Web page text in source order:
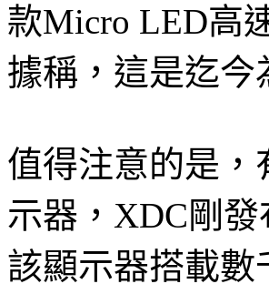
款Micro LED高
據稱，這是迄
值得注意的是
示器，XDC剛
該顯示器搭載